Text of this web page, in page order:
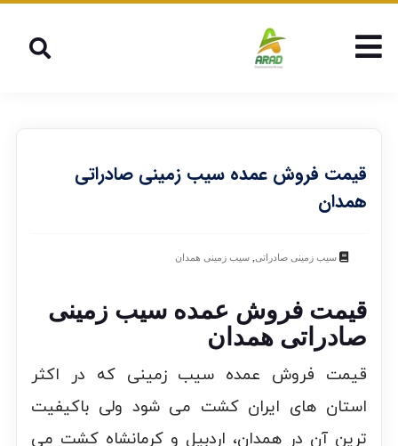
قیمت فروش عمده سیب زمینی صادراتی
همدان
سیب زمینی صادراتی,سیب زمینی همدان
قیمت فروش عمده سیب زمینی
صادراتی همدان
قیمت فروش عمده سیب زمینی که در اکثر
استان های ایران کشت می شود ولی باکیفیت
ترین آن در همدان، اردبیل و کرمانشاه کشت می